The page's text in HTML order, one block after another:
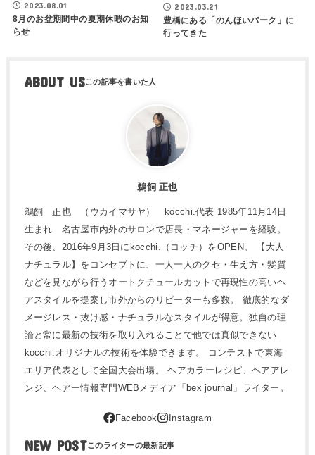
2023.08.01
8月のお盆期間中の夏期休暇のお知
らせ
2023.03.21
豊橋にある「のんほいパーク」に
行ってきた
ABOUT US
鵜飼 正也
鵜飼 正也 （ウカイマサヤ） kocchi.代表 1985年11月14日
生まれ 名古屋市内外のサロンで店長・マネージャーを経験。
その後、2016年9月3日にkocchi.（コッチ）をOPEN。 【大人
ナチュラル】をコンセプトに、一人一人のクセ・生え方・髪質
などを見ながら行うオートクチュールカットで再現性の高いヘ
アスタイルを提案し市外からのリピーターも多数。 徹底的なダ
メージレス・抜け感・ナチュラルなスタイルが得意。独自の理
論と常に最新の技術を取り入れることで他では真似できない
kocchi.オリジナルの技術を体験できます。 コンテストで東海
エリア代表として全国大会出場。 ヘアカラーレシピ、ヘアアレ
ンジ、ヘアー情報専門WEBメディア「bex journal」ライター。
NEW POST